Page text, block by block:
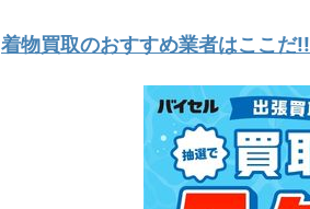
着物買取のおすすめ業者はここだ!!